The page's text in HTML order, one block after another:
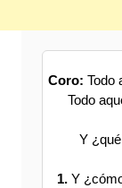
Coro: Todo
Todo
Y
1.Y